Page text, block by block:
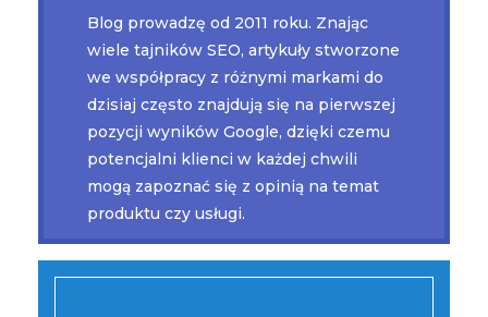
Blog prowadzę od 2011 roku. Znając
wiele tajników SEO, artykuły stworzone
we współpracy z różnymi markami do
dzisiaj często znajdują się na pierwszej
pozycji wyników Google, dzięki czemu
potencjalni klienci w każdej chwili
mogą zapoznać się z opinią na temat
produktu czy usługi.
KOSZT DZIAŁAŃ NA
BLOGU ROZPOCZYNA SIĘ
OD 800ZŁ/NETTO.